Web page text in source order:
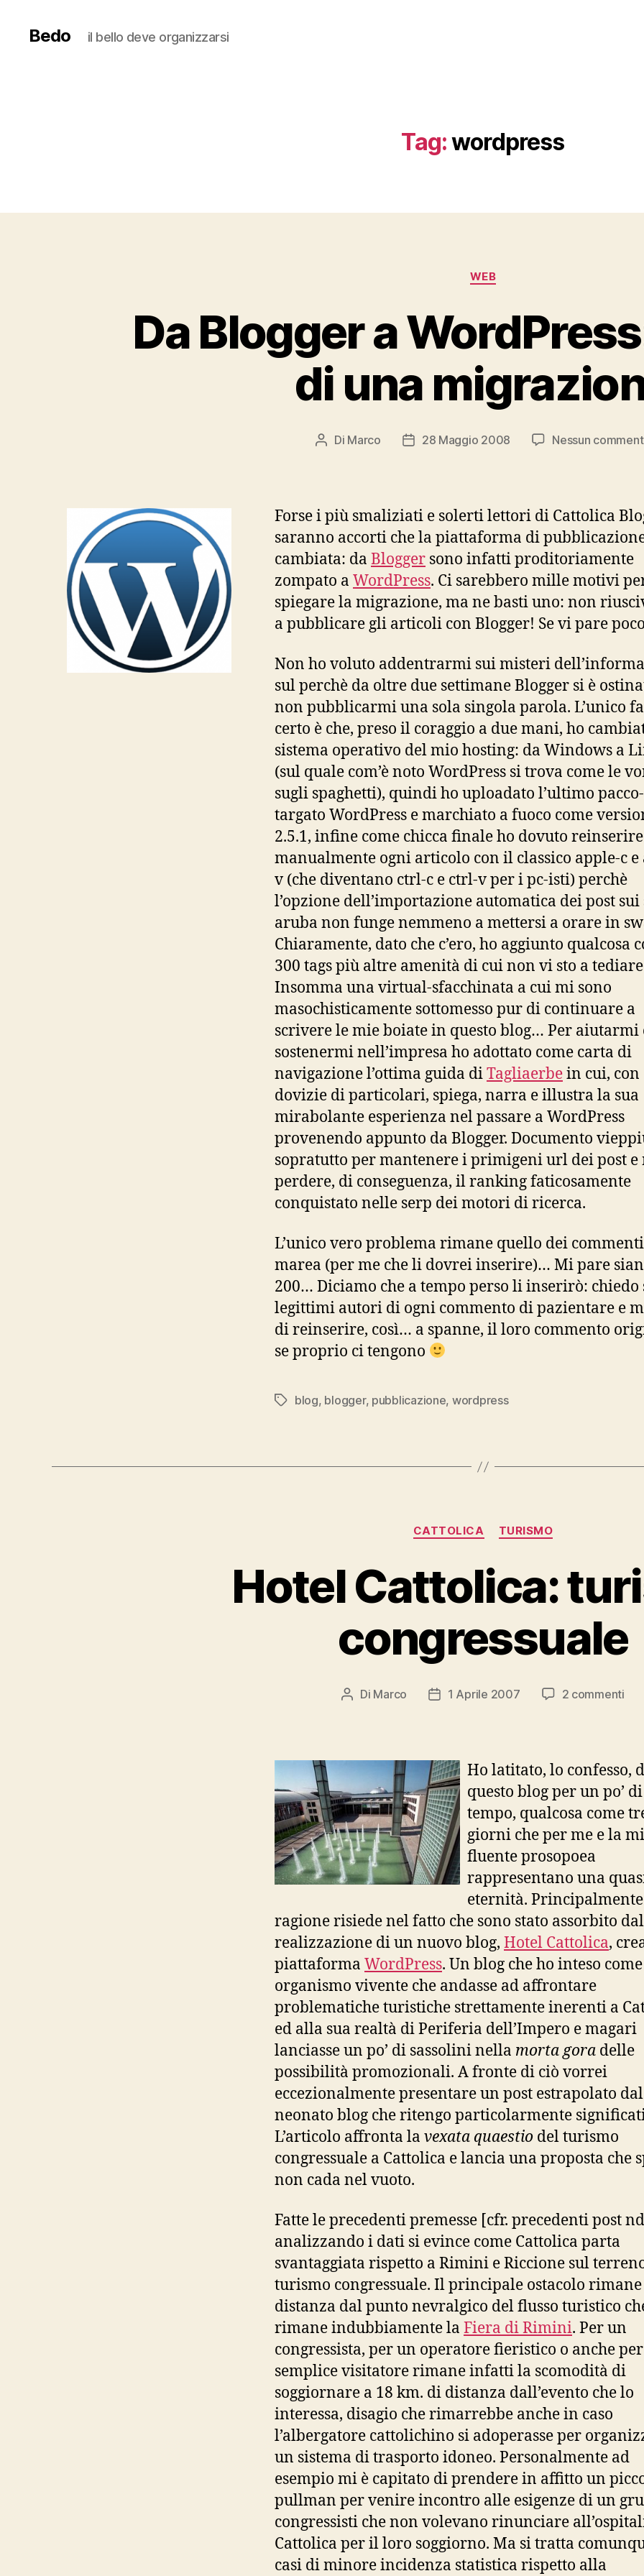
Bedo il bello deve organizzarsi
Tag:wordpress
Categorie
WEB
Da Blogger a
di una
Autore
Di Marco
Data28 Maggio 2008 Nessun
Forse i più smaliziati e solerti lettori di Cattolica
saranno accorti che la piattaforma di
cambiata: da Blogger sono infatti proditoriamente
zompato a WordPress. Ci sarebbero mille motivi
spiegare la migrazione, ma ne basti uno: non
a pubblicare gli articoli con Blogger! Se vi pare
Non ho voluto addentrarmi sui misteri
sul perchè da oltre due settimane Blogger si è
non pubblicarmi una sola singola parola. L’unico
certo è che, preso il coraggio a due mani, ho
sistema operativo del mio hosting: da Windows a
(sul quale com’è noto WordPress si trova come le
sugli spaghetti), quindi ho uploadato l’ultimo
targato WordPress e marchiato a fuoco come
2.5.1, infine come chicca finale ho dovuto reinserire
manualmente ogni articolo con il classico apple-c e
v (che diventano ctrl-c e ctrl-v per i pc-isti) perchè
l’opzione dell’importazione automatica dei post
aruba non funge nemmeno a mettersi a orare in
Chiaramente, dato che c’ero, ho aggiunto qualcosa
300 tags più altre amenità di cui non vi sto a
Insomma una virtual-sfacchinata a cui mi sono
masochisticamente sottomesso pur di continuare a
scrivere le mie boiate in questo blog… Per aiutarmi
sostenermi nell’impresa ho adottato come carta di
navigazione l’ottima guida diTagliaerbein cui, con
dovizie di particolari, spiega, narra e illustra la sua
mirabolante esperienza nel passare a WordPress
provenendo appunto da Blogger. Documento
sopratutto per mantenere i primigeni url dei post e
perdere, di conseguenza, il ranking faticosamente
conquistato nelle serp dei motori di ricerca.
L’unico vero problema rimane quello dei
marea (per me che li dovrei inserire)… Mi pare
200… Diciamo che a tempo perso li inserirò: chiedo
legittimi autori di ogni commento di pazientare e
di reinserire, così… a spanne, il loro commento
se proprio ci tengono
Tag blog, blogger, pubblicazione, wordpress
Categorie
CATTOLICA TURISMO
Hotel Cattolica:
congressuale
Autore
Di Marco
Data1 Aprile 2007 2 commentisu
Ho latitato, lo confesso,
questo blog per un po’ di
tempo, qualcosa come
giorni che per me e la
fluente prosopoea
rappresentano una
eternità.
ragione risiede nel fatto che sono stato assorbito
realizzazione di un nuovo blog, Hotel Cattolica,
piattaforma WordPress. Un blog che ho inteso come
organismo vivente che andasse ad affrontare
problematiche turistiche strettamente inerenti a
ed alla sua realtà di Periferia dell’Impero e magari
lanciasse un po’ di sassolini nella morta gora delle
possibilità promozionali. A fronte di ciò vorrei
eccezionalmente presentare un post estrapolato dal
neonato blog che ritengo particolarmente
L’articolo affronta la vexata quaestio del turismo
congressuale a Cattolica e lancia una proposta che
non cada nel vuoto.
Fatte le precedenti premesse [cfr. precedenti post
analizzando i dati si evince come Cattolica parta
svantaggiata rispetto a Rimini e Riccione sul
turismo congressuale. Il principale ostacolo
distanza dal punto nevralgico del flusso turistico
rimane indubbiamente la Fiera di Rimini. Per un
congressista, per un operatore fieristico o anche
semplice visitatore rimane infatti la scomodità di
soggiornare a 18 km. di distanza dall’evento che lo
interessa, disagio che rimarrebbe anche in caso
l’albergatore cattolichino si adoperasse per
un sistema di trasporto idoneo. Personalmente ad
esempio mi è capitato di prendere in affitto un
pullman per venire incontro alle esigenze di un
congressisti che non volevano rinunciare
Cattolica per il loro soggiorno. Ma si tratta
casi di minore incidenza statistica rispetto alla